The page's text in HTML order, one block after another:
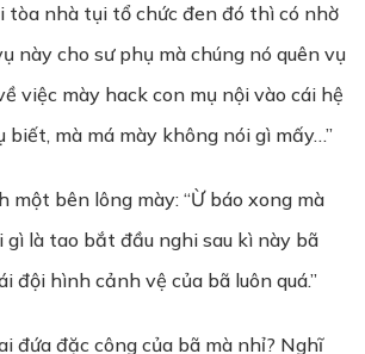
tòa nhà tụi tổ chức đen đó thì có nhờ
này cho sư phụ mà chúng nó quên vụ
việc mày hack con mụ nội vào cái hệ
biết, mà má mày không nói gì mấy…”
một bên lông mày: “Ừ báo xong mà
gì là tao bắt đầu nghi sau kì này bã
đội hình cảnh vệ của bã luôn quá.”
đứa đặc công của bã mà nhỉ? Nghĩ